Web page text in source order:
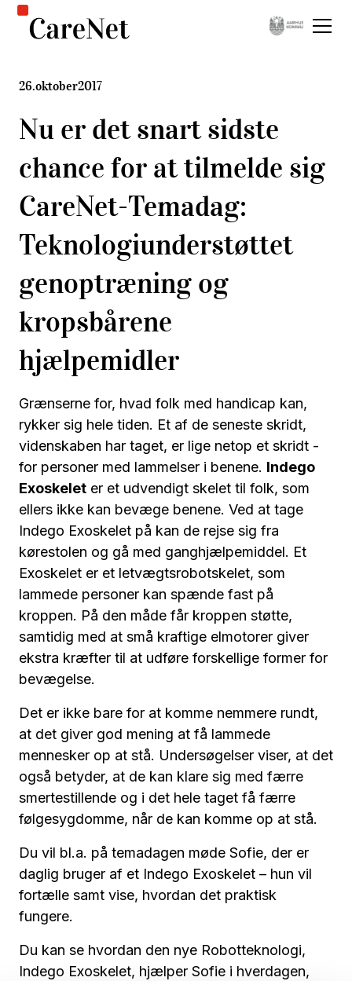
26.oktober2017
Nu er det snart sidste
chance for at tilmelde sig
CareNet-Temadag:
Teknologiunderstøttet
genoptræning og
kropsbårene
hjælpemidler
Grænserne for, hvad folk med handicap kan,
rykker sig hele tiden. Et af de seneste skridt,
videnskaben har taget, er lige netop et skridt -
for personer med lammelser i benene. Indego
Exoskelet er et udvendigt skelet til folk, som
ellers ikke kan bevæge benene. Ved at tage
Indego Exoskelet på kan de rejse sig fra
kørestolen og gå med ganghjælpemiddel. Et
Exoskelet er et letvægtsrobotskelet, som
lammede personer kan spænde fast på
kroppen. På den måde får kroppen støtte,
samtidig med at små kraftige elmotorer giver
ekstra kræfter til at udføre forskellige former for
bevægelse.
Det er ikke bare for at komme nemmere rundt,
at det giver god mening at få lammede
mennesker op at stå. Undersøgelser viser, at det
også betyder, at de kan klare sig med færre
smertestillende og i det hele taget få færre
følgesygdomme, når de kan komme op at stå.
Du vil bl.a. på temadagen møde Sofie, der er
daglig bruger af et Indego Exoskelet – hun vil
fortælle samt vise, hvordan det praktisk
fungere.
Du kan se hvordan den nye Robotteknologi,
Indego Exoskelet, hjælper Sofie i hverdagen,